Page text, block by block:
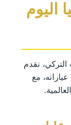
اليوم
نقدم
مع